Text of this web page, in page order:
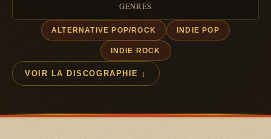
GENRES
ALTERNATIVE POP/ROCK INDIE POP
INDIE ROCK
VOIR LA DISCOGRAPHIE ↓